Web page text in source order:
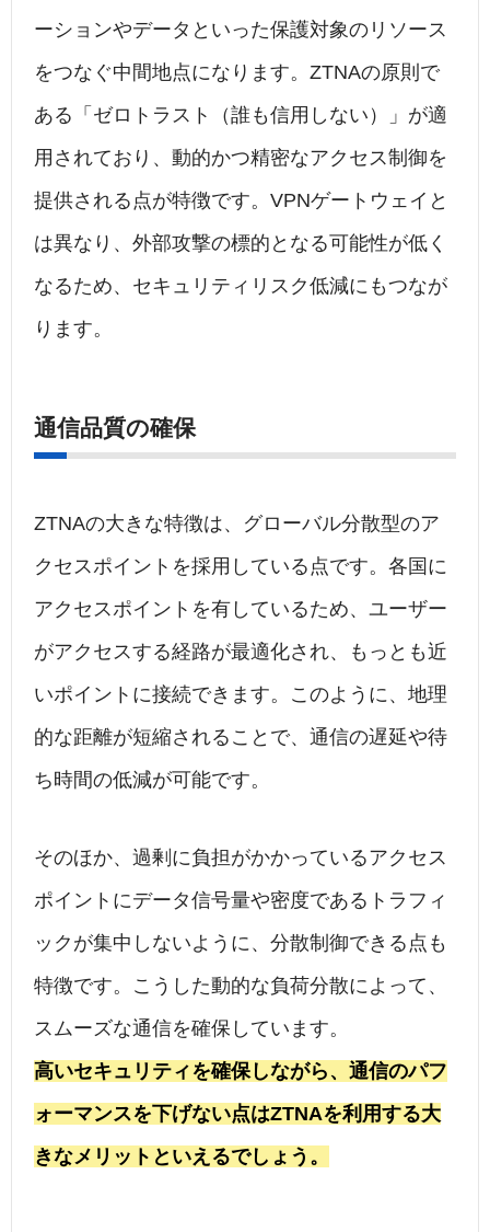
ーションやデータといった保護対象のリソース
をつなぐ中間地点になります。ZTNAの原則で
ある「ゼロトラスト（誰も信用しない）」が適
用されており、動的かつ精密なアクセス制御を
提供される点が特徴です。VPNゲートウェイと
は異なり、外部攻撃の標的となる可能性が低く
なるため、セキュリティリスク低減にもつなが
ります。
通信品質の確保
ZTNAの大きな特徴は、グローバル分散型のア
クセスポイントを採用している点です。各国に
アクセスポイントを有しているため、ユーザー
がアクセスする経路が最適化され、もっとも近
いポイントに接続できます。このように、地理
的な距離が短縮されることで、通信の遅延や待
ち時間の低減が可能です。
そのほか、過剰に負担がかかっているアクセス
ポイントにデータ信号量や密度であるトラフィ
ックが集中しないように、分散制御できる点も
特徴です。こうした動的な負荷分散によって、
スムーズな通信を確保しています。
高いセキュリティを確保しながら、通信のパフ
ォーマンスを下げない点はZTNAを利用する大
きなメリットといえるでしょう。